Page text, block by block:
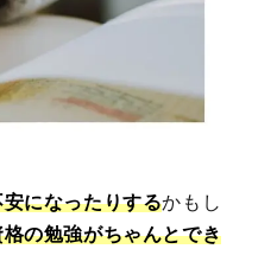
になったりするかもし
の勉強がちゃんとでき